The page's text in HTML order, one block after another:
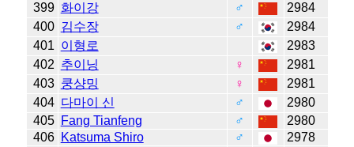
399 화이강 ♂
2984
400 김수장 ♂
2984
401 이형로
2983
402 추이닝 ♀
2981
403 쿵샹밍 ♀
2981
404 다마이 신 ♂
2980
405 Fang Tianfeng ♂
2980
406 Katsuma Shiro ♂
2978